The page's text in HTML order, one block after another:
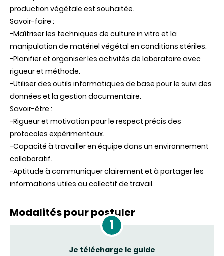
production végétale est souhaitée.
Savoir-faire :
-Maîtriser les techniques de culture in vitro et la
manipulation de matériel végétal en conditions stériles.
-Planifier et organiser les activités de laboratoire avec
rigueur et méthode.
-Utiliser des outils informatiques de base pour le suivi des
données et la gestion documentaire.
Savoir-être :
-Rigueur et motivation pour le respect précis des
protocoles expérimentaux.
-Capacité à travailler en équipe dans un environnement
collaboratif.
-Aptitude à communiquer clairement et à partager les
informations utiles au collectif de travail.
Modalités pour postuler
Je télécharge le guide